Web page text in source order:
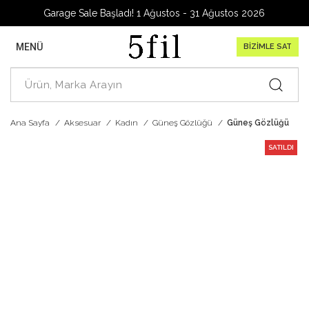
Garage Sale Başladı! 1 Ağustos - 31 Ağustos 2026
MENÜ BİZİMLE SAT
Ana Sayfa Aksesuar Kadın Güneş Gözlüğü Güneş Gözlüğü
SATILDI